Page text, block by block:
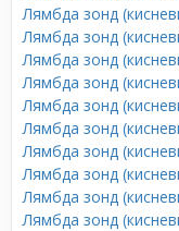
Лямбда зонд
Лямбда зонд
Лямбда зонд
Лямбда зонд
Лямбда зонд
Лямбда зонд
Лямбда зонд
Лямбда зонд
Лямбда зонд
Лямбда зонд